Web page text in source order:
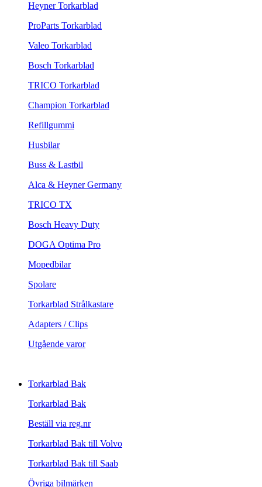
Heyner Torkarblad
ProParts Torkarblad
Valeo Torkarblad
Bosch Torkarblad
TRICO Torkarblad
Champion Torkarblad
Refillgummi
Husbilar
Buss & Lastbil
Alca & Heyner Germany
TRICO TX
Bosch Heavy Duty
DOGA Optima Pro
Mopedbilar
Spolare
Torkarblad Strålkastare
Adapters / Clips
Utgående varor
Torkarblad Bak
Torkarblad Bak
Beställ via reg.nr
Torkarblad Bak till Volvo
Torkarblad Bak till Saab
Övriga bilmärken